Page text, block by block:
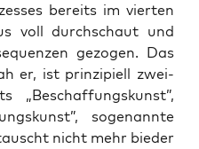
bereits im vier­ten
voll durch­schaut und
gezo­gen. Das
er, ist prin­zi­pi­ell zwei­
soge­nann­te
nicht mehr bie­der